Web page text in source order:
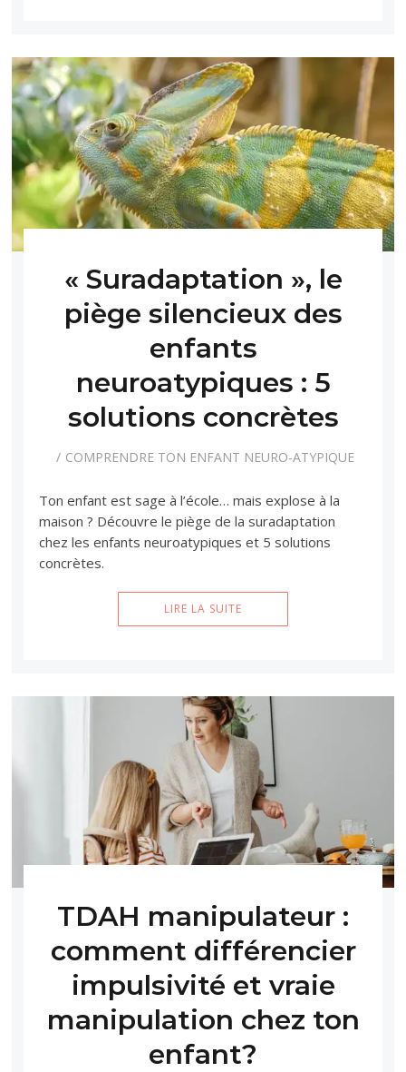
« Suradaptation », le
piège silencieux des
enfants
neuroatypiques : 5
solutions concrètes
COMPRENDRE TON ENFANT NEURO-ATYPIQUE
Ton enfant est sage à l’école… mais explose à la
maison ? Découvre le piège de la suradaptation
chez les enfants neuroatypiques et 5 solutions
concrètes.
LIRE LA SUITE
TDAH manipulateur :
comment différencier
impulsivité et vraie
manipulation chez ton
enfant?